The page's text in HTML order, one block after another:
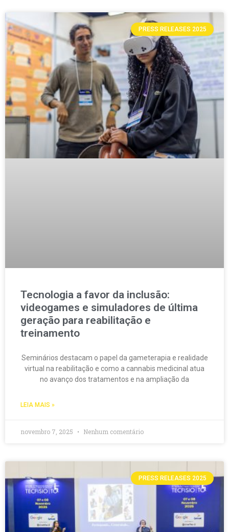
PRESS RELEASES 2025
Tecnologia a favor da inclusão:
videogames e simuladores de última
geração para reabilitação e
treinamento
Seminários destacam o papel da gameterapia e realidade
virtual na reabilitação e como a cannabis medicinal atua
no avanço dos tratamentos e na ampliação da
LEIA MAIS »
novembro 7, 2025 Nenhum comentário
PRESS RELEASES 2025